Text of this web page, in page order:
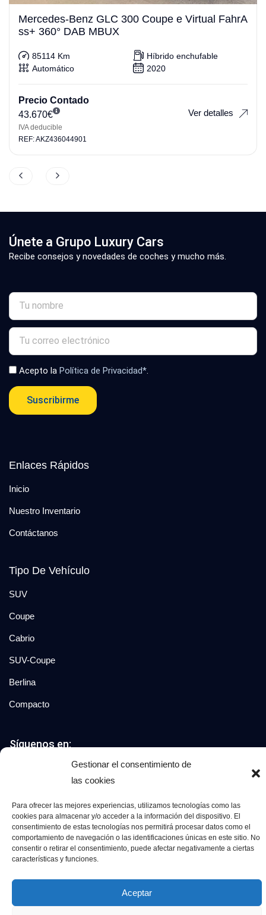
Gestionar el consentimiento de
las cookies
Para ofrecer las mejores experiencias, utilizamos tecnologías como las
cookies para almacenar y/o acceder a la información del dispositivo. El
consentimiento de estas tecnologías nos permitirá procesar datos como el
comportamiento de navegación o las identificaciones únicas en este sitio. No
consentir o retirar el consentimiento, puede afectar negativamente a ciertas
características y funciones.
Aceptar
Mercedes-Benz GLC 300 Coupe e Virtual FahrA
ss+ 360° DAB MBUX
85114 Km
Híbrido enchufable
Automático
2020
Precio Contado
43.670€
IVA deducible
Ver detalles
REF: AKZ436044901
Únete a Grupo Luxury Cars
Recibe consejos y novedades de coches y mucho más.
Acepto la Política de Privacidad*
Suscribirme
Enlaces Rápidos
Inicio
Nuestro Inventario
Contáctanos
Tipo De Vehículo
SUV
Coupe
Cabrio
SUV-Coupe
Berlina
Compacto
Síguenos en:
reservados.
Aviso Legal Política de Privacidad Política de Cookies